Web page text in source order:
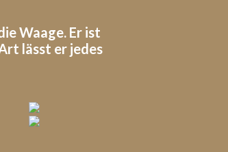
Waage. Er ist
lässt er jedes